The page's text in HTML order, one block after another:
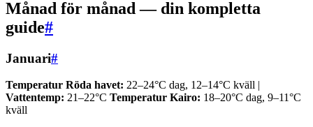
Månad för månad — din kompletta
guide#
Januari#
Temperatur Röda havet: 22–24°C dag, 12–14°C kväll |
Vattentemp: 21–22°C Temperatur Kairo: 18–20°C dag, 9–11°C
kväll